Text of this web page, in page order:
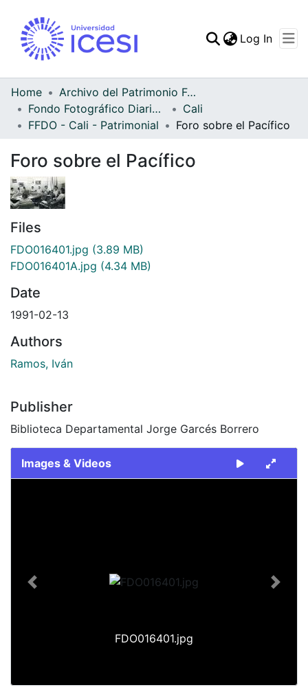
Statistics
Log In
Home
Archivo del Patrimonio Fotográfico y Fílmico del Valle del Cauca
Fondo Fotográfico Diario Occidente
Cali
FFDO - Cali - Patrimonial
Foro sobre el Pacífico
Foro sobre el Pacífico
Files
FDO016401.jpg (3.89 MB)
FDO016401A.jpg (4.34 MB)
Date
1991-02-13
Authors
Ramos, Iván
Publisher
Biblioteca Departamental Jorge Garcés Borrero
Images & Videos
FDO016401.jpg
Previous Next